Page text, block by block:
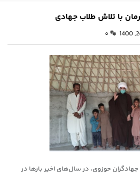
۰
جهادگران حوزوی، در سال‌های اخیر بارها در